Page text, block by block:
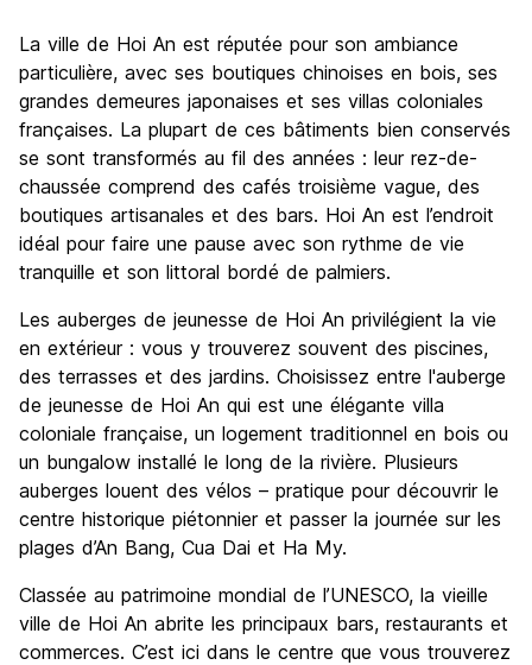
Culture
8.8
Sortir le soir / faire la fête
7.0
Bonnes affaires
8.4
La ville de Hoi An est réputée pour son ambiance
particulière, avec ses boutiques chinoises en bois, ses
grandes demeures japonaises et ses villas coloniales
françaises. La plupart de ces bâtiments bien conservés
se sont transformés au fil des années : leur rez-de-
chaussée comprend des cafés troisième vague, des
boutiques artisanales et des bars. Hoi An est l’endroit
idéal pour faire une pause avec son rythme de vie
tranquille et son littoral bordé de palmiers.
Les auberges de jeunesse de Hoi An privilégient la vie
en extérieur : vous y trouverez souvent des piscines,
des terrasses et des jardins. Choisissez entre l'auberge
de jeunesse de Hoi An qui est une élégante villa
coloniale française, un logement traditionnel en bois ou
un bungalow installé le long de la rivière. Plusieurs
auberges louent des vélos – pratique pour découvrir le
centre historique piétonnier et passer la journée sur les
plages d’An Bang, Cua Dai et Ha My.
Classée au patrimoine mondial de l’UNESCO, la vieille
ville de Hoi An abrite les principaux bars, restaurants et
commerces. C’est ici dans le centre que vous trouverez